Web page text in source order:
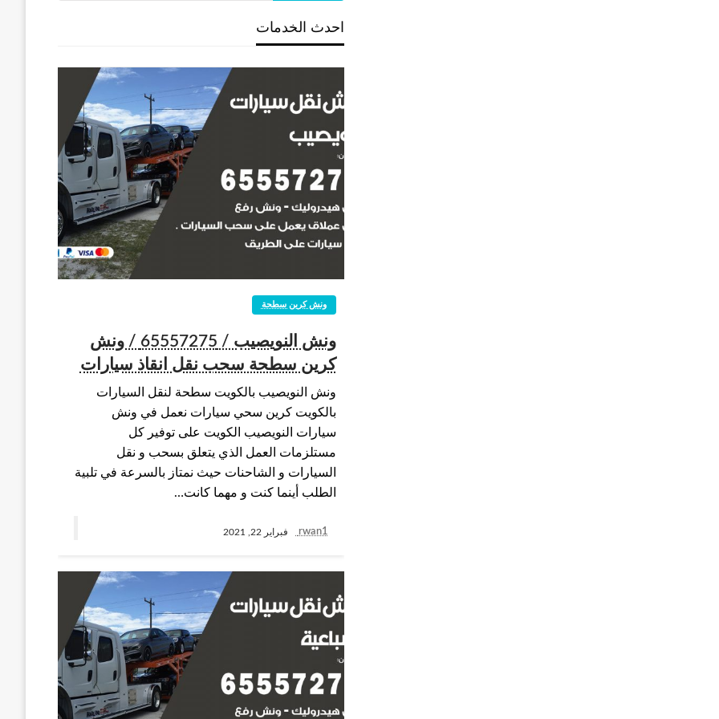
احدث الخدمات
ونش كرين سطحة
ونش النويصيب / 65557275 / ونش
كرين سطحة سحب نقل انقاذ سيارات
ونش النويصيب بالكويت سطحة لنقل السيارات
بالكويت كرين سحي سيارات نعمل في ونش
سيارات النويصيب الكويت على توفير كل
مستلزمات العمل الذي يتعلق بسحب و نقل
السيارات و الشاحنات حيث نمتاز بالسرعة في تلبية
الطلب أينما كنت و مهما كانت…
rwan1 فبراير 22, 2021